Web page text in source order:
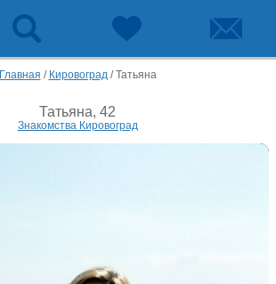
Главная / Кировоград/Татьяна
Татьяна, 42
Знакомства Кировоград